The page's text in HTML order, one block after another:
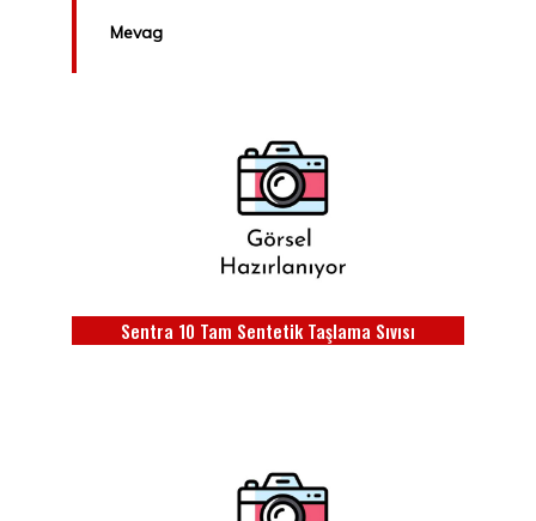
Mevag
Sentra 10 Tam Sentetik Taşlama Sıvısı